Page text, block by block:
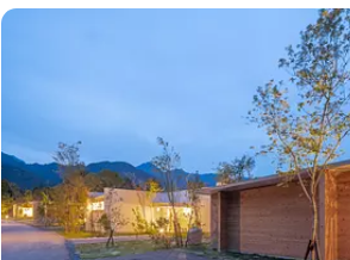
理監修は、フランスで活躍するシェフ